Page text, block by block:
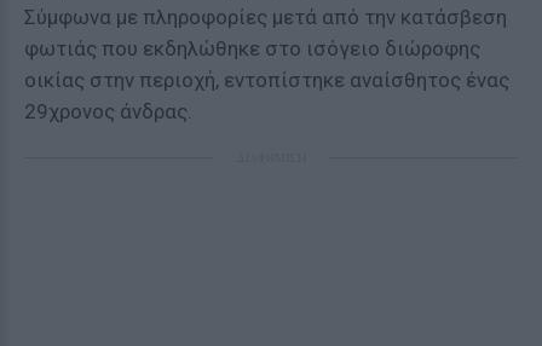
Σύμφωνα με πληροφορίες μετά από την κατάσβεση
φωτιάς που εκδηλώθηκε στο ισόγειο διώροφης
οικίας στην περιοχή, εντοπίστηκε αναίσθητος ένας
29χρονος άνδρας.